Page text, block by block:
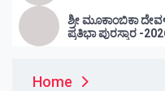
ಶ್ರೀ ಮೂಕಾಂಬಿಕಾ ದೇವಳದ
ಪ್ರತಿಭಾ ಪುರಸ್ಕಾರ -
Home